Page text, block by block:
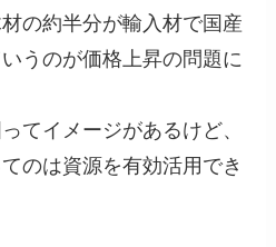
の約半分が輸入材で国産
うのが価格上昇の問題に
てイメージがあるけど、
のは資源を有効活用でき